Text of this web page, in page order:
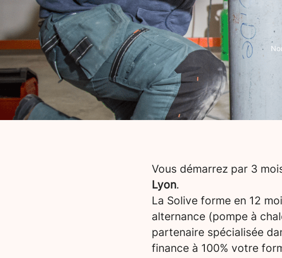
Vous démarrez par 3
Lyon.
La Solive forme en 12
alternance (pompe à
partenaire spécialisée
finance à 100% votre